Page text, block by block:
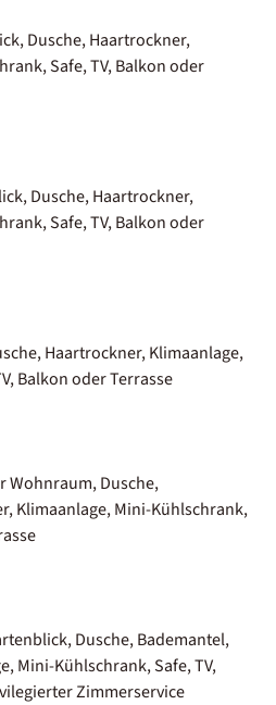
Dusche, Haartrockner,
Safe, TV, Balkon oder
Dusche, Haartrockner,
Safe, TV, Balkon oder
Haartrockner, Klimaanlage,
Balkon oder Terrasse
Wohnraum, Dusche,
Klimaanlage, Mini-Kühlschrank,
Dusche, Bademantel,
Mini-Kühlschrank, Safe, TV,
Zimmerservice